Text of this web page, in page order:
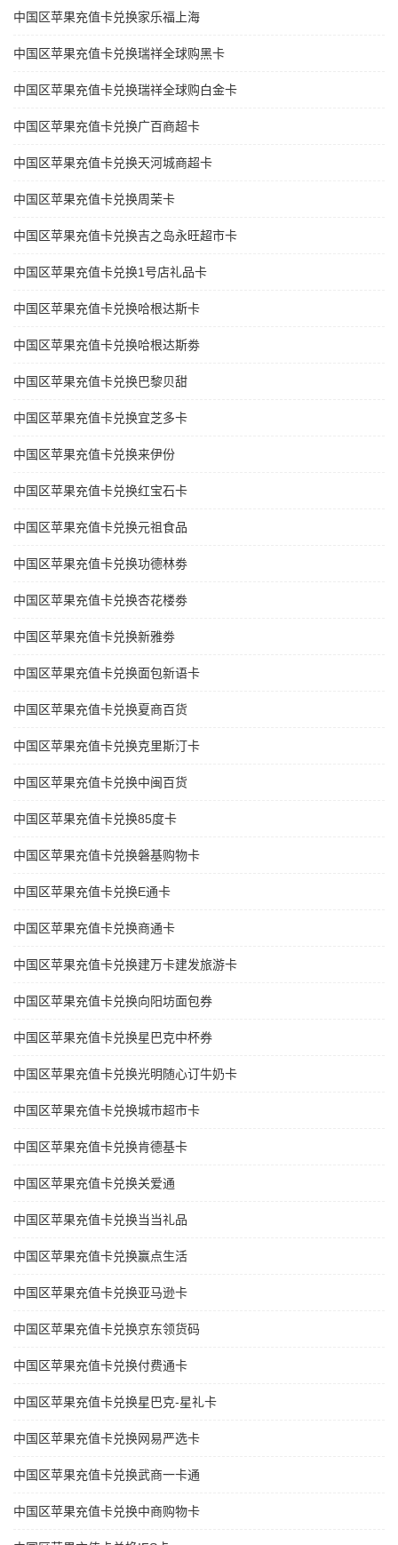
中国区苹果充值卡兑换家乐福上海
中国区苹果充值卡兑换瑞祥全球购黑卡
中国区苹果充值卡兑换瑞祥全球购白金卡
中国区苹果充值卡兑换广百商超卡
中国区苹果充值卡兑换天河城商超卡
中国区苹果充值卡兑换周茉卡
中国区苹果充值卡兑换吉之岛永旺超市卡
中国区苹果充值卡兑换1号店礼品卡
中国区苹果充值卡兑换哈根达斯卡
中国区苹果充值卡兑换哈根达斯劵
中国区苹果充值卡兑换巴黎贝甜
中国区苹果充值卡兑换宜芝多卡
中国区苹果充值卡兑换来伊份
中国区苹果充值卡兑换红宝石卡
中国区苹果充值卡兑换元祖食品
中国区苹果充值卡兑换功德林劵
中国区苹果充值卡兑换杏花楼劵
中国区苹果充值卡兑换新雅劵
中国区苹果充值卡兑换面包新语卡
中国区苹果充值卡兑换夏商百货
中国区苹果充值卡兑换克里斯汀卡
中国区苹果充值卡兑换中闽百货
中国区苹果充值卡兑换85度卡
中国区苹果充值卡兑换磐基购物卡
中国区苹果充值卡兑换E通卡
中国区苹果充值卡兑换商通卡
中国区苹果充值卡兑换建万卡建发旅游卡
中国区苹果充值卡兑换向阳坊面包券
中国区苹果充值卡兑换星巴克中杯券
中国区苹果充值卡兑换光明随心订牛奶卡
中国区苹果充值卡兑换城市超市卡
中国区苹果充值卡兑换肯德基卡
中国区苹果充值卡兑换关爱通
中国区苹果充值卡兑换当当礼品
中国区苹果充值卡兑换赢点生活
中国区苹果充值卡兑换亚马逊卡
中国区苹果充值卡兑换京东领货码
中国区苹果充值卡兑换付费通卡
中国区苹果充值卡兑换星巴克-星礼卡
中国区苹果充值卡兑换网易严选卡
中国区苹果充值卡兑换武商一卡通
中国区苹果充值卡兑换中商购物卡